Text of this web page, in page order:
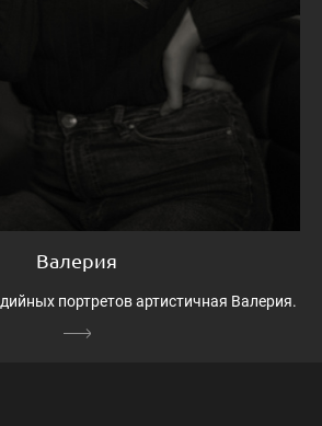
Валерия
портретов артистичная Валерия.